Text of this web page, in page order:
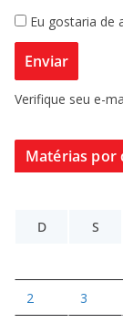
Eu gostaria de
Verifique seu e-
Matérias por
D
S
2 3